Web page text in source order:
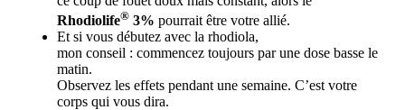
Rhodiolife® 3% pourrait être votre allié.
Et si vous débutez avec la rhodiola,
mon conseil : commencez toujours par une dose basse le
matin.
Observez les effets pendant une semaine. C’est votre
corps qui vous dira.